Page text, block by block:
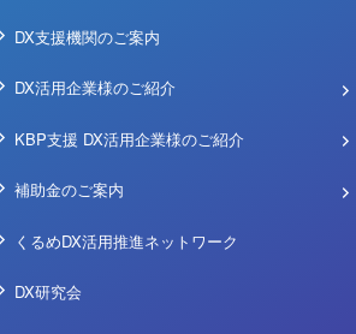
DX支援機関のご案内
DX活用企業様のご紹介
KBP支援 DX活用企業様のご紹介
補助金のご案内
くるめDX活用推進ネットワーク
DX研究会